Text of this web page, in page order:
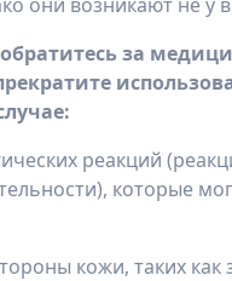
за
реакций
которые
кожи, таких как